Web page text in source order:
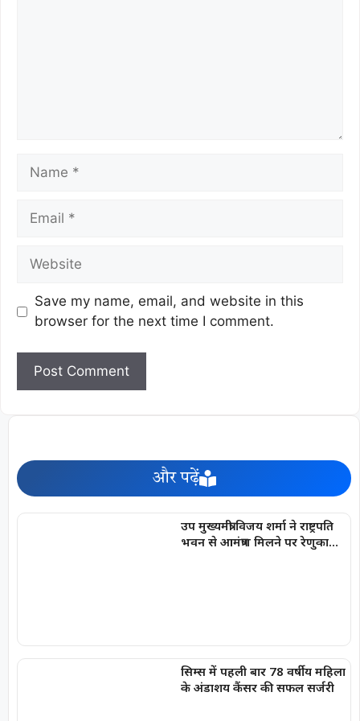
Save my name, email, and website in this
browser for the next time I comment.
और पढ़ें
उप मुख्यमंत्री विजय शर्मा ने राष्ट्रपति
भवन से आमंत्रण मिलने पर रेणुका
सिम्स में पहली बार 78 वर्षीय महिला
के अंडाशय कैंसर की सफल सर्जरी